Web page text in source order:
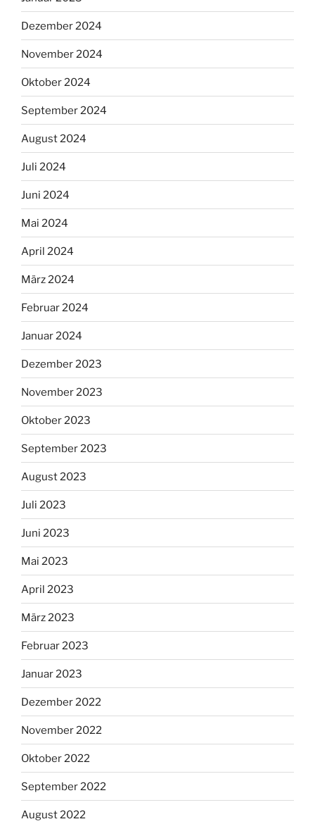
Dezember 2024
November 2024
Oktober 2024
September 2024
August 2024
Juli 2024
Juni 2024
Mai 2024
April 2024
März 2024
Februar 2024
Januar 2024
Dezember 2023
November 2023
Oktober 2023
September 2023
August 2023
Juli 2023
Juni 2023
Mai 2023
April 2023
März 2023
Februar 2023
Januar 2023
Dezember 2022
November 2022
Oktober 2022
September 2022
August 2022